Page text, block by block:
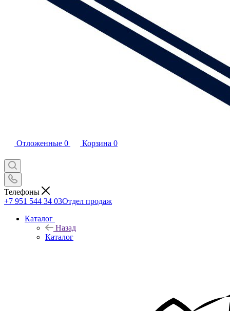
Отложенные 0 Корзина 0
Телефоны
+7 951 544 34 03Отдел продаж
Каталог
Назад
Каталог